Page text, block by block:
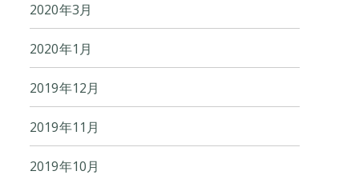
2020年3月
2020年1月
2019年12月
2019年11月
2019年10月